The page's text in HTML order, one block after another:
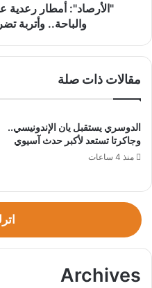
"الأرصاد": أمطار
والباحة.. وأتربة
مقالات ذات صلة
الدوسري يستقبل يان الإندونيسي..
وجاكرتا تستعد لأكبر حدث آسيوي
منذ 4 ساعات
Archives